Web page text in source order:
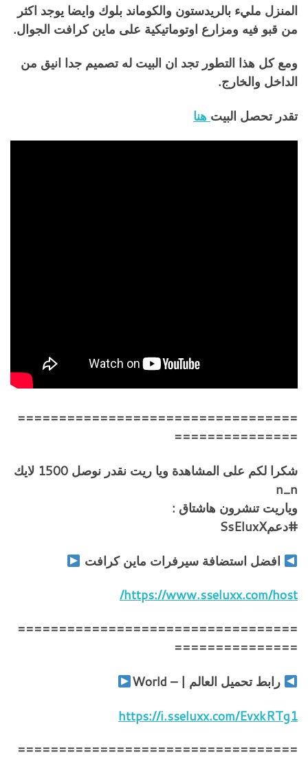
المنزل مليء بالريدستون والكوماند بلوك وايضا يوجد اكثر
من قبو فيه ومزارع اوتوماتيكية على ماين كرافت الجوال.
ومع كل هذا التطور تجد ان البيت له تصميم جدا انيق من
الداخل والخارج.
تقدر تحصل البيت هنا
==================================
===============
شكرا لكم على المشاهدة ويا ريت نقدر نوصل 1500 لايك
n_n
وياريت تنشرون هاشتاق :
#دعمSsEluxX
افضل استضافة سيرفرات ماين كرافت
https://www.sseluxx.com/host/
==================================
===============
رابط تحميل العالم | – World
https://i.sseluxx.com/EvxkRTg1
==================================